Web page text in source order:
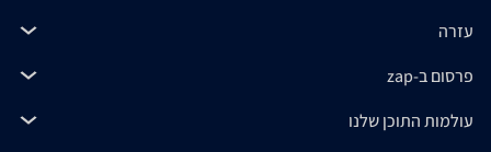
עזרה
פרסום ב-zap
עולמות התוכן שלנו